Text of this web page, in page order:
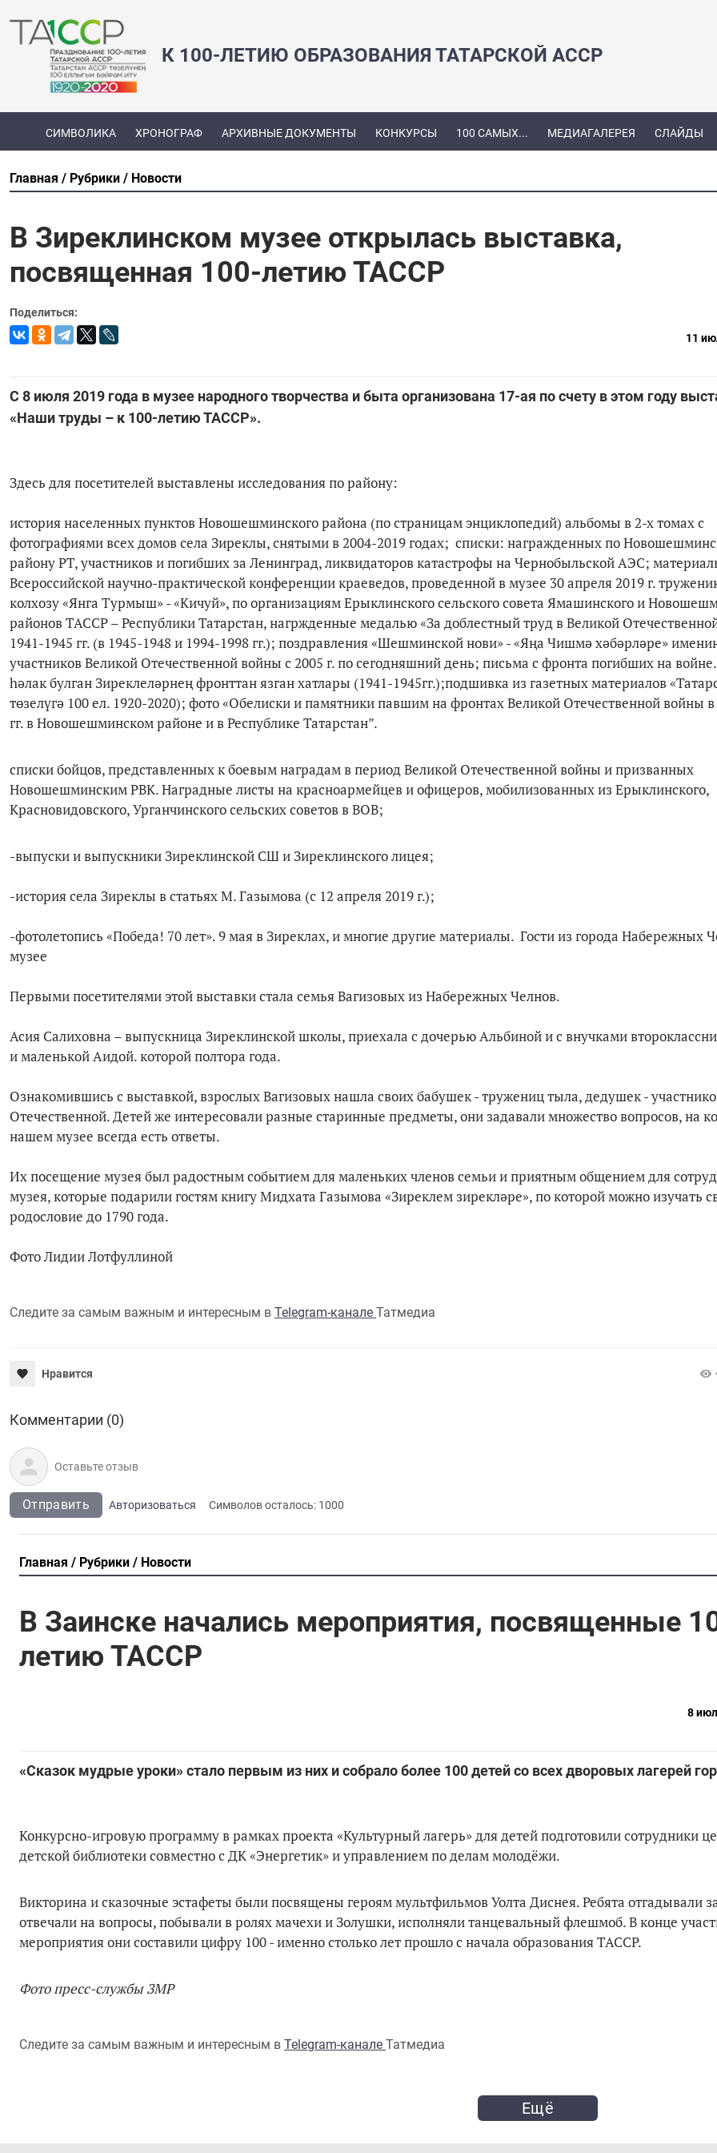
К 100-ЛЕТИЮ ОБРАЗОВАНИЯ ТАТАРСКОЙ АССР
СИМВОЛИКА ХРОНОГРАФ АРХИВНЫЕ ДОКУМЕНТЫ КОНКУРСЫ 100 САМЫХ... МЕДИАГАЛЕРЕЯ СЛАЙДЫ
Главная Рубрики Новости
В Зиреклинском музее открылась выставка,
посвященная 100-летию ТАССР
Поделиться:
11
С 8 июля 2019 года в музее народного творчества и быта организована 17-ая по счету в этом году
«Наши труды – к 100-летию ТАССР».
Здесь для посетителей выставлены исследования по району:
история населенных пунктов Новошешминского района (по страницам энциклопедий) альбомы в 2-х томах с
фотографиями всех домов села Зиреклы, снятыми в 2004-2019 годах; списки: награжденных по
району РТ, участников и погибших за Ленинград, ликвидаторов катастрофы на Чернобыльской АЭС;
Всероссийской научно-практической конференции краеведов, проведенной в музее 30 апреля 2019 г.
колхозу «Янга Турмыш» - «Кичуй», по организациям Ерыклинского сельского совета Ямашинского и
районов ТАССР – Республики Татарстан, нагржденные медалью «За доблестный труд в Великой
1941-1945 гг. (в 1945-1948 и 1994-1998 гг.); поздравления «Шешминской нови» - «Яңа Чишмә хәбәрләре»
участников Великой Отечественной войны с 2005 г. по сегодняшний день; письма с фронта погибших на
һәлак булган Зиреклеләрнең фронттан язган хатлары (1941-1945гг.);подшивка из газетных материалов
төзелүгә 100 ел. 1920-2020); фото «Обелиски и памятники павшим на фронтах Великой Отечественной войны в
гг. в Новошешминском районе и в Республике Татарстан”.
списки бойцов, представленных к боевым наградам в период Великой Отечественной войны и призванных
Новошешминским РВК. Наградные листы на красноармейцев и офицеров, мобилизованных из Ерыклинского,
Красновидовского, Урганчинского сельских советов в ВОВ;
-выпуски и выпускники Зиреклинской СШ и Зиреклинского лицея;
-история села Зиреклы в статьях М. Газымова (с 12 апреля 2019 г.);
-фотолетопись «Победа! 70 лет». 9 мая в Зиреклах, и многие другие материалы. Гости из города Набережных
музее
Первыми посетителями этой выставки стала семья Вагизовых из Набережных Челнов.
Асия Салиховна – выпускница Зиреклинской школы, приехала с дочерью Альбиной и с внучками
и маленькой Аидой. которой полтора года.
Ознакомившись с выставкой, взрослых Вагизовых нашла своих бабушек - тружениц тыла, дедушек -
Отечественной. Детей же интересовали разные старинные предметы, они задавали множество вопросов, на
нашем музее всегда есть ответы.
Их посещение музея был радостным событием для маленьких членов семьи и приятным общением для
музея, которые подарили гостям книгу Мидхата Газымова «Зиреклем зирекләре», по которой можно изучать
родословие до 1790 года.
Фото Лидии Лотфуллиной
Следите за самым важным и интересным в Telegram-канале Татмедиа
Нравится
Комментарии (0)
Отправить Авторизоваться Символов осталось: 1000
Главная Рубрики Новости
В Заинске начались мероприятия, посвященные
летию ТАССР
8
«Сказок мудрые уроки» стало первым из них и собрало более 100 детей со всех дворовых лагерей
Конкурсно-игровую программу в рамках проекта «Культурный лагерь» для детей подготовили сотрудники
детской библиотеки совместно с ДК «Энергетик» и управлением по делам молодёжи.
Викторина и сказочные эстафеты были посвящены героям мультфильмов Уолта Диснея. Ребята отгадывали
отвечали на вопросы, побывали в ролях мачехи и Золушки, исполняли танцевальный флешмоб. В конце
мероприятия они составили цифру 100 - именно столько лет прошло с начала образования ТАССР.
Фото пресс-службы ЗМР
Следите за самым важным и интересным в Telegram-канале Татмедиа
Ещё